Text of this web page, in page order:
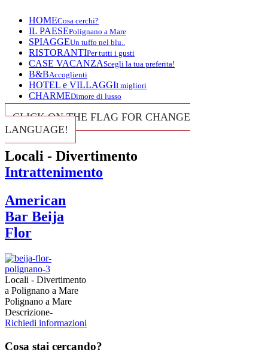
HOMECosa cerchi?
IL PAESEPolignano a Mare
SPIAGGEUn tuffo nel blu..
RISTORANTIPer tutti i gusti
CASE VACANZAScegli la tua preferita!
B&BAccoglienti
HOTEL e VILLAGGII migliori
CHARMEDimore di lusso
CLICK ON THE FLAG FOR CHANGE
LANGUAGE!
Locali - Divertimento
Intrattenimento
American
Bar Beija
Flor
Locali - Divertimento
a Polignano a Mare
Polignano a Mare
Descrizione-
Richiedi informazioni
Cosa stai cercando?